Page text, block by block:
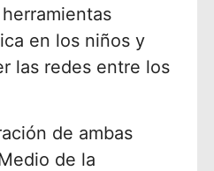
en los niños y
las redes entre los
de ambas
de la